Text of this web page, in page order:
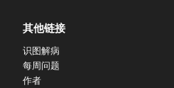
其他链接
识图解病
每周问题
作者